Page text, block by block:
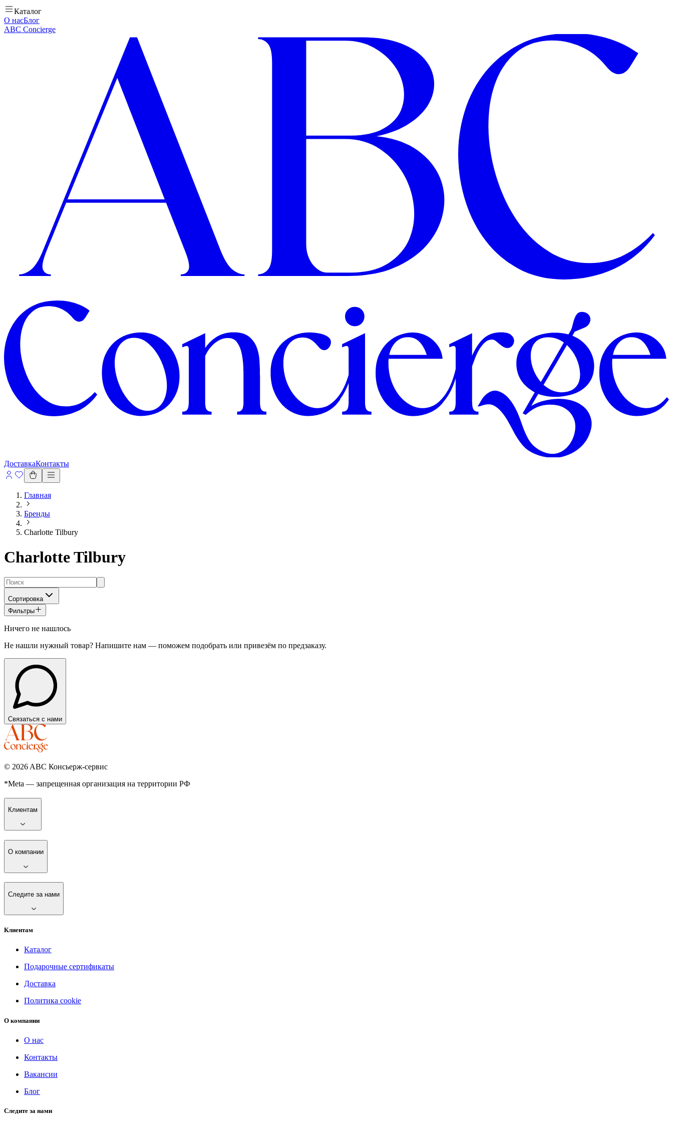
Каталог
О насБлог
ABC Concierge
ДоставкаКонтакты
Главная
Бренды
Charlotte Tilbury
Charlotte Tilbury
Сортировка
Фильтры
Ничего не нашлось
Не нашли нужный товар? Напишите нам — поможем подобрать или привезём по предзаказу.
Связаться с нами
© 2026 ABC Консьерж-сервис
*Meta — запрещенная организация на территории РФ
Клиентам
О компании
Следите за нами
Клиентам
Каталог
Подарочные сертификаты
Доставка
Политика cookie
О компании
О нас
Контакты
Вакансии
Блог
Следите за нами